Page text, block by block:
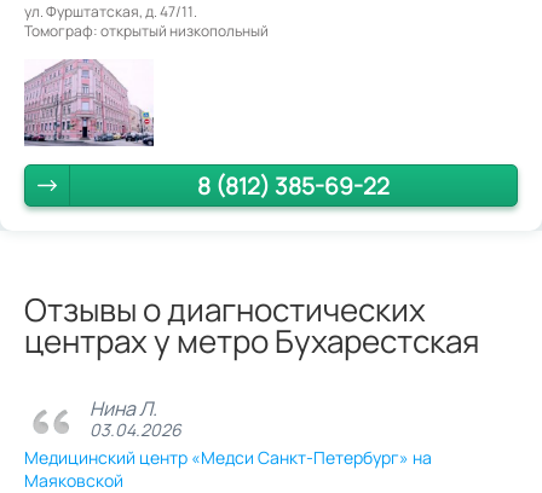
ул. Фурштатская, д. 47/11.
Томограф: открытый низкопольный
8 (812) 385-69-22
Отзывы о диагностических
центрах у метро Бухарестская
Нина Л.
03.04.2026
Медицинский центр «Медси Санкт-Петербург» на
Маяковской